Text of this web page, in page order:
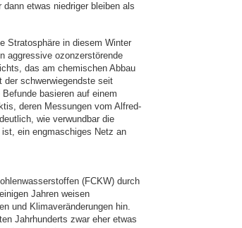
etwas niedriger bleiben als
Stratosphäre in diesem Winter
aggressive ozonzerstörende
das am chemischen Abbau
der schwerwiegendste seit
basieren auf einem
deren Messungen vom Alfred-
wie verwundbar die
ein engmaschiges Netz an
(FCKW) durch
Jahren weisen
und Klimaveränderungen hin.
Jahrhunderts zwar eher etwas